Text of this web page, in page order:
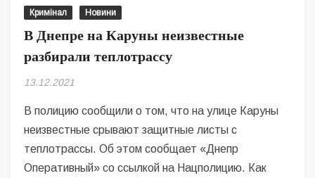
сына-
наркомана
Кримінал Новини
В Днепре на Каруны неизвестные
разбирали теплотрассу
13.12.2021
В полицию сообщили о том, что на улице Каруны
неизвестные срывают защитные листы с
теплотрассы. Об этом сообщает «Днепр
Оперативный» со ссылкой на Нацполицию. Как